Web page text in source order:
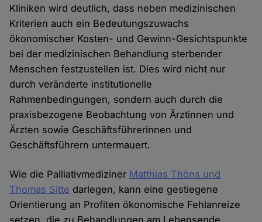
Kliniken wird deutlich, dass neben medizinischen
Kriterien auch ein Bedeutungszuwachs
ökonomischer Kosten- und Gewinn-Gesichtspunkte
bei der medizinischen Behandlung sterbender
Menschen festzustellen ist. Dies wird nicht nur
durch veränderte institutionelle
Rahmenbedingungen, sondern auch durch die
praxisbezogene Beobachtung von Ärztinnen und
Ärzten sowie Geschäftsführerinnen und
Geschäftsführern untermauert.
Wie die Palliativmediziner Matthias Thöns und
Thomas Sitte darlegen, kann eine gestiegene
Orientierung an Profiten ökonomische Fehlanreize